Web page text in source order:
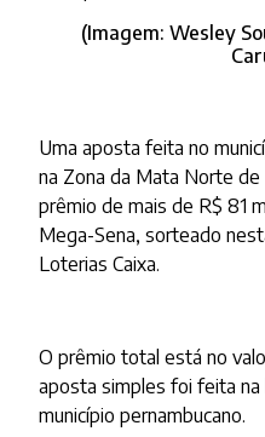
(Imagem: Wesley
Uma aposta feita no
na Zona da Mata Norte
prêmio de mais de R$ 81
Mega-Sena, sorteado
Loterias Caixa.
O prêmio total está no
aposta simples foi feita
município pernambucano.